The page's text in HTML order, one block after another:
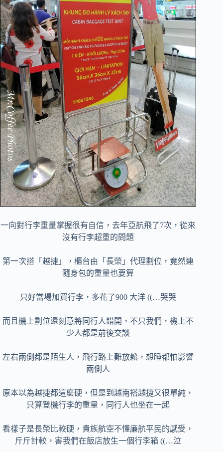
一向對行李重量掌握很有自信，去年亞航飛了7次，從來
沒有行李超重的問題
第一次搭「越捷」，櫃台由「長榮」代理劃位，竟然連
隨身包的重量也要算
只好當場加買行李，多花了900 大洋 ((…哭哭
而且機上劃位還刻意將同行人錯開，不只我們，機上不
少人都是前後交談
左右兩側都是陌生人，飛行路上難放鬆，想睡都怕影響
兩側人
原本以為越捷都這麼硬，但是到越南褡越捷又很單純，
只算登機行李的重量，同行人也坐在一起
看樣子是長榮比較硬，貴族航空不懂廉航平民的感受，
斤斤計較，害我們在飯店放生一個行李箱((…泣